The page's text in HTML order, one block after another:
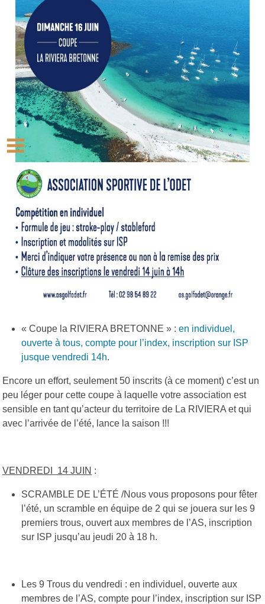
« Coupe la RIVIERA BRETONNE » : en individuel,
ouverte à tous, compte pour l’index, inscription sur ISP
jusque vendredi 14h.
Encore un effort, seulement 50 inscrits (à ce moment) c’est un
peu léger pour cette coupe à laquelle votre association est
sensible en tant qu’acteur du territoire de La RIVIERA et qui
avec l’arrivée de l’été, lance la saison !!!
VENDREDI 14 JUIN :
SCRAMBLE DE L’ÉTÉ /Nous vous proposons pour fêter
l’été, un scramble en équipe de 2 qui se jouera sur les 9
premiers trous, ouvert aux membres de l’AS, inscription
sur ISP jusqu’au jeudi 20 à 18 h.
Les 9 Trous du vendredi : en individuel, ouverte aux
membres de l’AS, compte pour l’index, inscription sur ISP